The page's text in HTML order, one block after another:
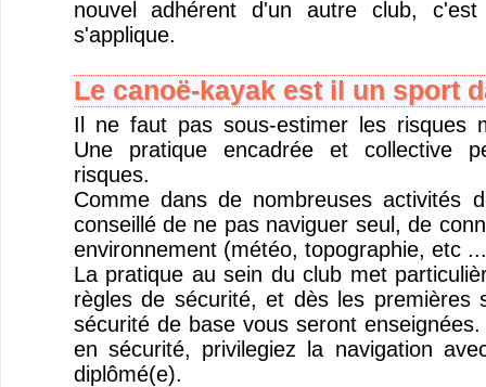
nouvel adhérent d'un autre club,
s'applique.
Le canoë-kayak est il un sport
Il ne faut pas sous-estimer les risques
Une pratique encadrée et collective
risques.
Comme dans de nombreuses activités
conseillé de ne pas naviguer seul, de
environnement (météo, topographie, etc
La pratique au sein du club met
règles de sécurité, et dès les premières
sécurité de base vous seront
en sécurité, privilegiez la navigation
diplômé(e).